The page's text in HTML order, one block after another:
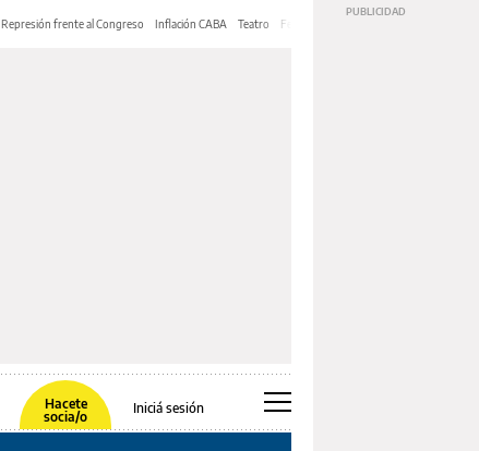
Represión frente al Congreso Inflación CABA Teatro Feria de Editores
Hacete
socia/o
Iniciá sesión